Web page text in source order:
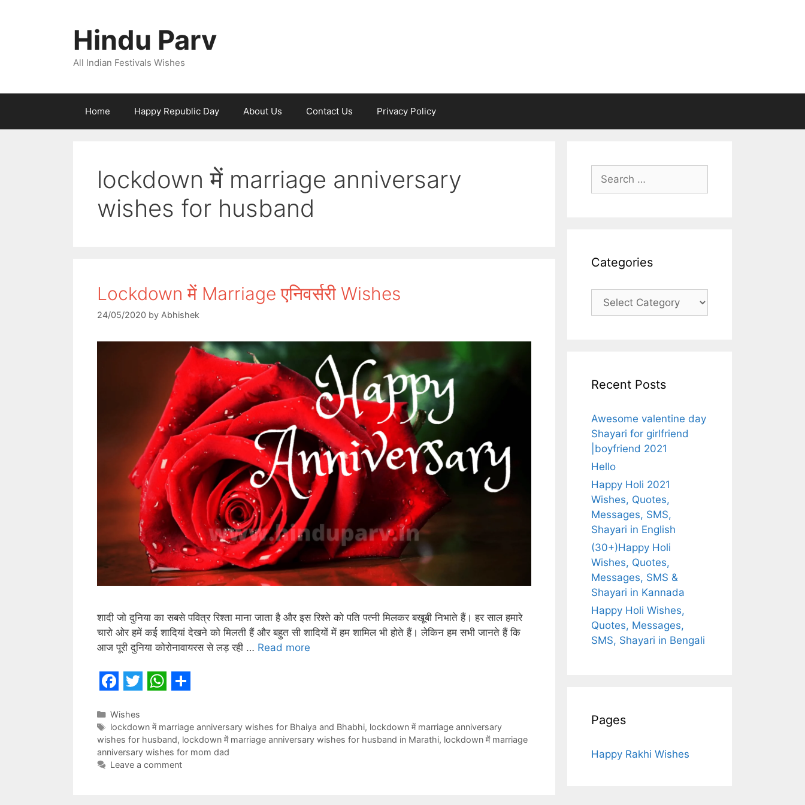
Hindu Parv
All Indian Festivals Wishes
Home Happy Republic Day About Us Contact Us Privacy Policy
lockdown में marriage anniversary
wishes for husband
Lockdown में Marriage एनिवर्सरी Wishes
24/05/2020 by Abhishek
शादी जो दुनिया का सबसे पवित्र रिश्ता माना जाता है और इस रिश्ते को पति पत्नी मिलकर बखूबी निभाते हैं। हर साल हमारे
चारो ओर हमें कई शादियां देखने को मिलती हैं और बहुत सी शादियों में हम शामिल भी होते हैं। लेकिन हम सभी जानते हैं कि
आज पूरी दुनिया कोरोनावायरस से लड़ रही … Read more
a
c
e
b
w
i
t
h
a
t
h
a
r
Categories
Wishes
Tags
lockdown में marriage anniversary wishes for Bhaiya and Bhabhi, lockdown में marriage anniversary
wishes for husband, lockdown में marriage anniversary wishes for husband in Marathi, lockdown में marriage
anniversary wishes for mom dad
Leave a comment
Search
for:
Categories
Categories
Recent Posts
Awesome valentine day
Shayari for girlfriend
|boyfriend 2021
Hello
Happy Holi 2021
Wishes, Quotes,
Messages, SMS,
Shayari in English
(30+)Happy Holi
Wishes, Quotes,
Messages, SMS &
Shayari in Kannada
Happy Holi Wishes,
Quotes, Messages,
SMS, Shayari in Bengali
Pages
Happy Rakhi Wishes